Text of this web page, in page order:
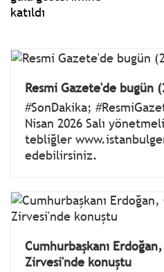
Resmi Gazete'de bugün
#SonDakika;
Nisan 2026 Salı
tebliğler
edebilirsiniz.
Cumhurbaşkanı
Zirvesi'nde konuştu